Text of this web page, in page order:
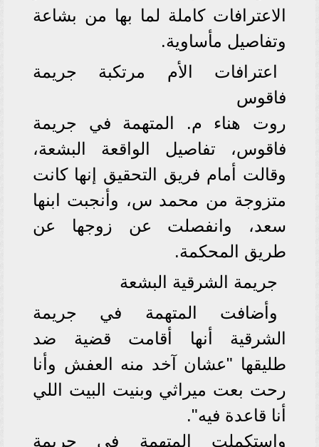
الاعترافات كاملة لما بها من بشاعة
وتفاصيل مأساوية.
اعترافات الأم مرتكبة جريمة
فاقوس
روت هناء م. المتهمة في جريمة
فاقوس، تفاصيل الواقعة البشعة،
وقالت أمام فريق التحقيق إنها كانت
متزوجة من محمد س، وأنجبت ابنها
سعد، وانفصلت عن زوجها عن
طريق المحكمة.
جريمة الشرقية البشعة
وأضافت المتهمة في جريمة
الشرقية أنها أقامت قضية ضد
طليقها "عشان آخد منه العفش وأنا
رحت بعت ميراثي وبنيت البيت اللي
أنا قاعدة فيه".
واستكملت المتهمة في جريمة